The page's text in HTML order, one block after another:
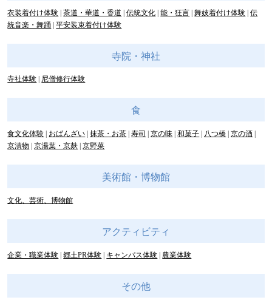
衣装着付け体験 茶道・華道・香道 伝統文化 能・狂言 舞妓着付け体験 伝
統音楽・舞踊 平安装束着付け体験
寺院・神社
寺社体験 尼僧修行体験
食
食文化体験 おばんざい 抹茶・お茶 寿司 京の味 和菓子 八つ橋 京の酒
京漬物
京湯葉・京麸 京野菜
美術館・博物館
文化、芸術、博物館
アクティビティ
企業・職業体験 郷土PR体験 キャンパス体験 農業体験
その他